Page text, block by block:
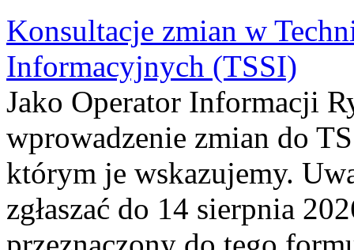
Konsultacje zmian w
Informacyjnych (TSSI)
Jako Operator Informacji
wprowadzenie zmian do
którym je wskazujemy.
zgłaszać do 14 sierpnia